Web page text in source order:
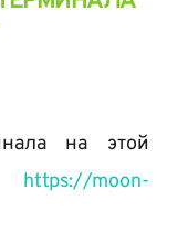
на этой
https://moon-